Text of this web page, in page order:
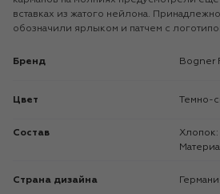
вставках из жатого нейлона.
обозначили ярлыком и патчем с
Бренд Bogner
Цвет Темно-
Состав
Хлопок: 61%; Полиэстер: 39%;
Страна дизайна